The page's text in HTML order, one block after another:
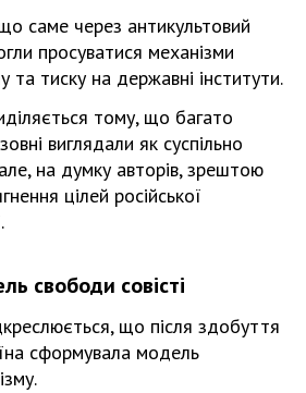
саме через антикультовий
просуватися механізми
та тиску на державні інститути.
тому, що багато
виглядали як суспільно
але, на думку авторів, зрештою
цілей російської
свободи совісті
що після здобуття
сформувала модель